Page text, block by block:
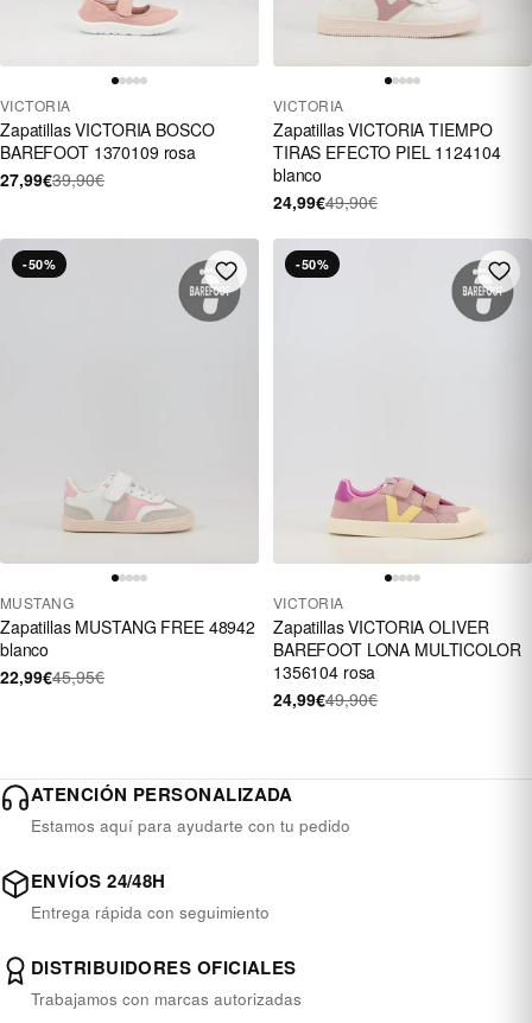
VICTORIA
Zapatillas VICTORIA BOSCO
BAREFOOT 1370109 rosa
27,99€39,90€
VICTORIA
Zapatillas VICTORIA TIEMPO
TIRAS EFECTO PIEL 1124104
blanco
24,99€49,90€
-50%
MUSTANG
Zapatillas MUSTANG FREE 48942
blanco
22,99€45,95€
-50%
VICTORIA
Zapatillas VICTORIA OLIVER
BAREFOOT LONA MULTICOLOR
1356104 rosa
24,99€49,90€
ATENCIÓN PERSONALIZADA
Estamos aquí para ayudarte con tu pedido
ENVÍOS 24/48H
Entrega rápida con seguimiento
DISTRIBUIDORES OFICIALES
Trabajamos con marcas autorizadas